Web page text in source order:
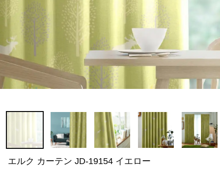
エルク カーテン JD-19154 イエロー